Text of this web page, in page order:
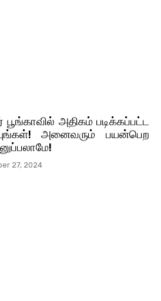
அதிகம் படிக்கப்பட்ட
அனைவரும் பயன்பெற
27, 2024